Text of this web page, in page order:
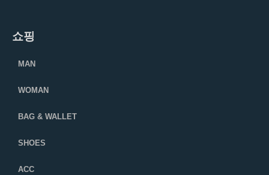
쇼핑
MAN
WOMAN
BAG & WALLET
SHOES
ACC